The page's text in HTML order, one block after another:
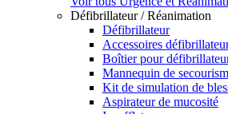
Défibrillateur / Réanimation
Défibrillateur
Accessoires
Boîtier pour
Mannequin de
Kit de simulation de
Aspirateur de mucosité